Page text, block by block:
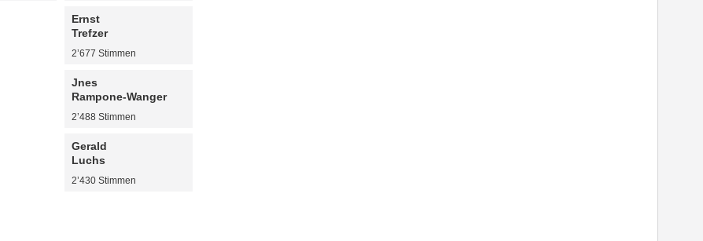
Ernst
Trefzer
2’677 Stimmen
Jnes
Rampone-Wanger
2’488 Stimmen
Gerald
Luchs
2’430 Stimmen